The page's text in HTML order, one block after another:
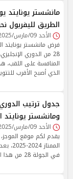
مانشستر
الطريق لليفربول
الأحد 09/مارس/2025 - 09:40 م
فرض مانشستر يونايتد
28 من الدوري
المنافسة على اللقب،
الذي أصبح الأقرب
جدول ترتيب
ومانشستر يونايتد
الأحد 09/مارس/2025 - 09:35 م
يقدم لكم موقع
في الجولة 28 من هذا الموسم